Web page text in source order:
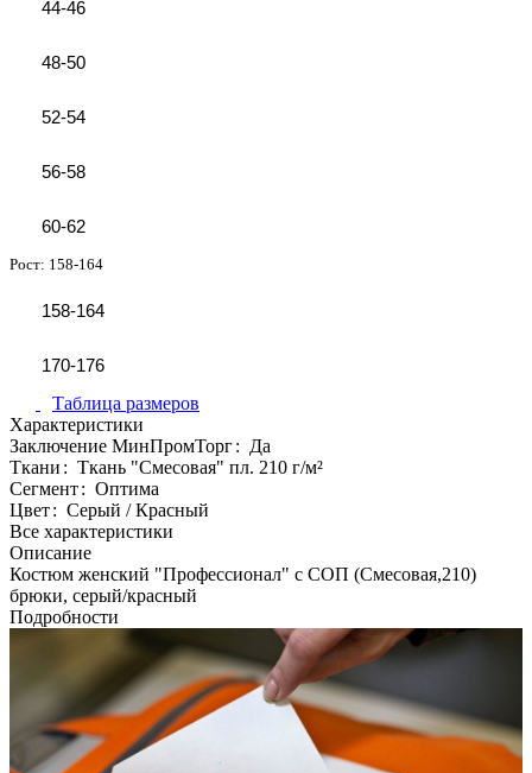
44-46
48-50
52-54
56-58
60-62
Рост: 158-164
158-164
170-176
Таблица размеров
Характеристики
Заключение МинПромТорг: Да
Ткани: Ткань "Смесовая" пл. 210 г/м²
Сегмент: Оптима
Цвет: Серый / Красный
Все характеристики
Описание
Костюм женский "Профессионал" с СОП (Смесовая,210)
брюки, серый/красный
Подробности